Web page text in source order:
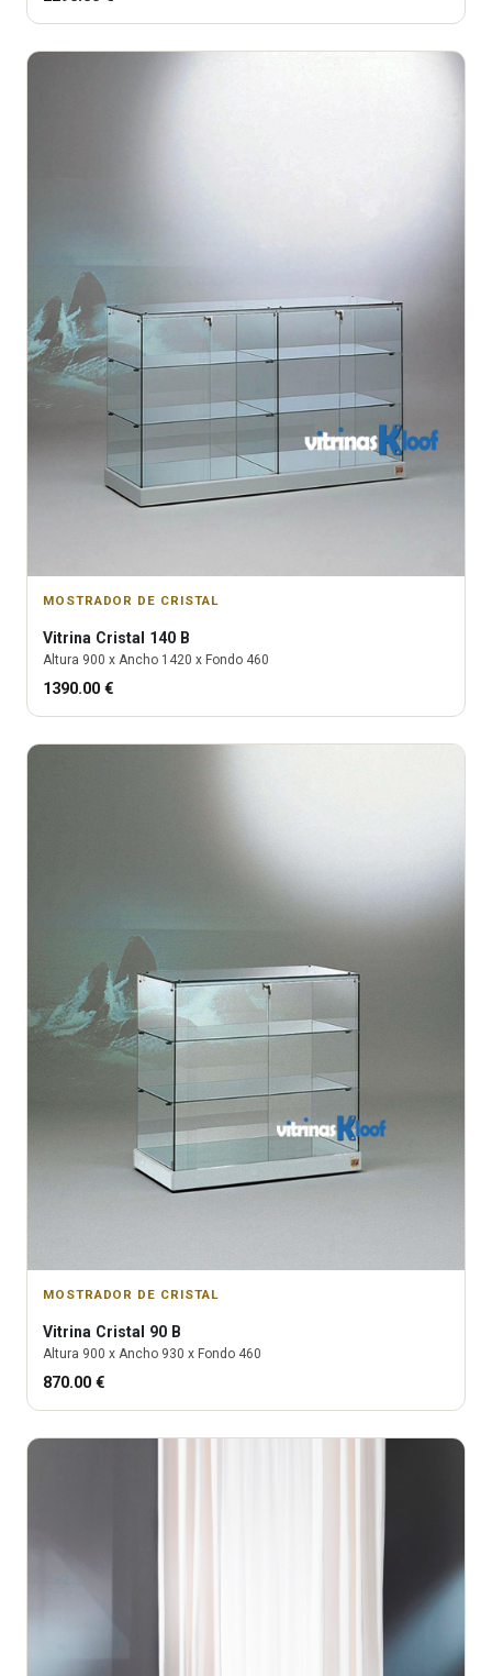
MOSTRADOR DE CRISTAL
Vitrina Cristal 140 B
Altura 900 x Ancho 1420 x Fondo 460
1390.00 €
MOSTRADOR DE CRISTAL
Vitrina Cristal 90 B
Altura 900 x Ancho 930 x Fondo 460
870.00 €